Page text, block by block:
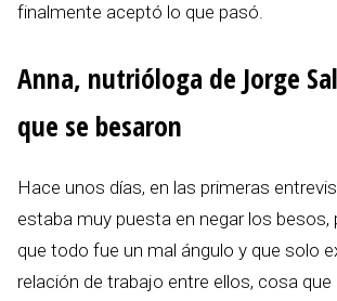
finalmente aceptó lo que pasó.
Anna, nutrióloga de Jorge
que se besaron
Hace unos días, en las primeras
estaba muy puesta en negar los besos,
que todo fue un mal ángulo y que solo
relación de trabajo entre ellos, cosa que